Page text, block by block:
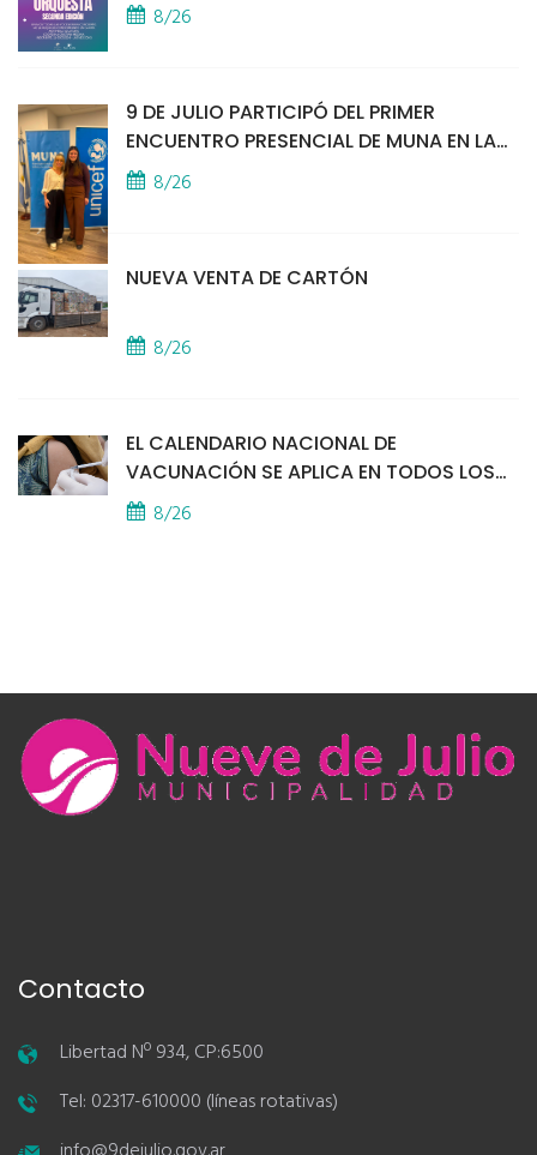
8/26
9 DE JULIO PARTICIPÓ DEL PRIMER
ENCUENTRO PRESENCIAL DE MUNA EN LA
SEDE DE UNICEF
8/26
NUEVA VENTA DE CARTÓN
8/26
EL CALENDARIO NACIONAL DE
VACUNACIÓN SE APLICA EN TODOS LOS
CAPS
8/26
Contacto
Libertad Nº 934, CP:6500
Tel: 02317-610000 (líneas rotativas)